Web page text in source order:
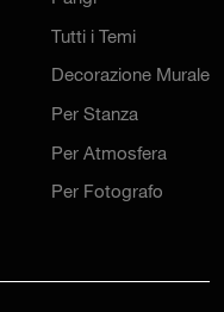
Tutti i Temi
Decorazione Murale
Per Stanza
Per Atmosfera
Per Fotografo